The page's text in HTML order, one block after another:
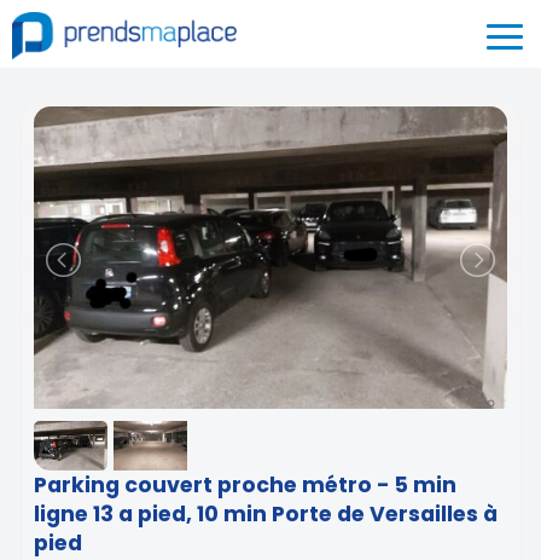
Parking couvert proche métro - 5 min
ligne 13 a pied, 10 min Porte de Versailles à
pied